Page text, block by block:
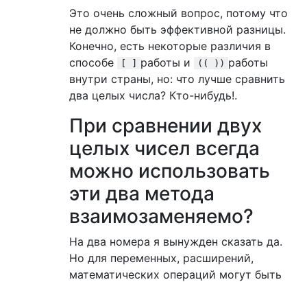
Это очень сложный вопрос, потому что
не должно быть эффективной разницы.
Конечно, есть некоторые различия в
способе
[ ] работы и (( )) работы
внутри страны, но: что лучше сравнить
два целых числа? Кто-нибудь!.
При сравнении двух
целых чисел всегда
можно использовать
эти два метода
взаимозаменяемо?
На два номера я вынужден сказать да.
Но для переменных, расширений,
математических операций могут быть